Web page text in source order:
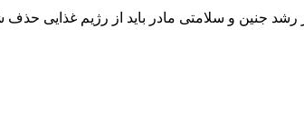
رشد جنین و سلامتی مادر باید از رژیم غذایی حذف